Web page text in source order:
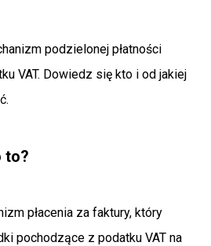
podzielonej płatności
VAT. Dowiedz się kto i od jakiej
to?
płacenia za faktury, który
pochodzące z podatku VAT na